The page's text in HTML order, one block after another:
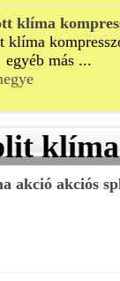
klíma
klíma
más ...
klíma
akció akciós